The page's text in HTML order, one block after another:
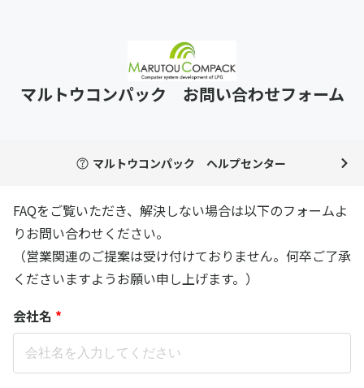
マルトウコンパック お問い合わせフォーム
マルトウコンパック ヘルプセンター
FAQをご覧いただき、解決しない場合は以下のフォームよ
りお問い合わせください。
（営業関連のご提案は受け付けておりません。何卒ご了承
くださいますようお願い申し上げます。）
会社名 *